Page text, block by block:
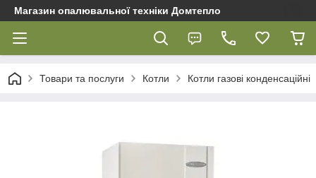
Магазин опалювальної техніки Домтепло
Товари та послуги Котли Котли газові конденсаційні